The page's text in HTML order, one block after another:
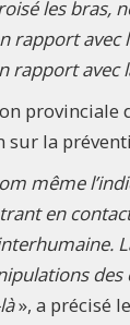
les bras,
rapport avec
rapport avec
provinciale
sur la
même
en
des
», a précisé